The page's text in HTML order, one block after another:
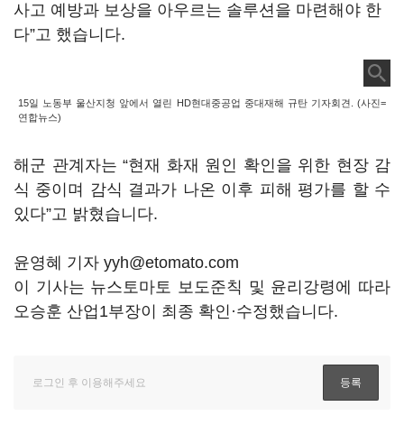
사고 예방과 보상을 아우르는 솔루션을 마련해야 한
다”고 했습니다.
15일 노동부 울산지청 앞에서 열린 HD현대중공업 중대재해 규탄 기자회견. (사진=
연합뉴스)
해군 관계자는 “현재 화재 원인 확인을 위한 현장 감
식 중이며 감식 결과가 나온 이후 피해 평가를 할 수
있다”고 밝혔습니다.
윤영혜 기자 yyh@etomato.com
이 기사는 뉴스토마토 보도준칙 및 윤리강령에 따라
오승훈 산업1부장이 최종 확인·수정했습니다.